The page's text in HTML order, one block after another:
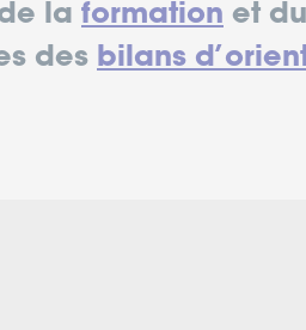
la formation et du
des bilans